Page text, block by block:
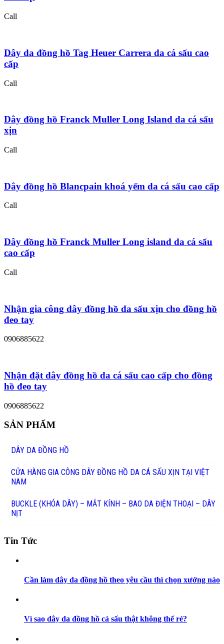
Call
Dây da đồng hồ Tag Heuer Carrera da cá sấu cao
cấp
Call
Dây đồng hồ Franck Muller Long Island da cá sấu
xịn
Call
Dây đồng hồ Blancpain khoá yếm da cá sấu cao cấp
Call
Dây đồng hồ Franck Muller Long island da cá sấu
cao cấp
Call
Nhận gia công dây đồng hồ da sấu xịn cho đồng hồ
đeo tay
0906885622
Nhận đặt dây đồng hồ da cá sấu cao cấp cho đồng
hồ đeo tay
0906885622
SẢN PHẨM
DÂY DA ĐỒNG HỒ
CỬA HÀNG GIA CÔNG DÂY ĐỒNG HỒ DA CÁ SẤU XỊN TẠI VIỆT
NAM
BUCKLE (KHÓA DÂY) – MẮT KÍNH – BAO DA ĐIỆN THOẠI – DÂY
NỊT
Tin Tức
Cần làm dây da đồng hồ theo yêu cầu thì chọn xưởng nào
Vì sao dây da đồng hồ cá sấu thật không thể rẻ?